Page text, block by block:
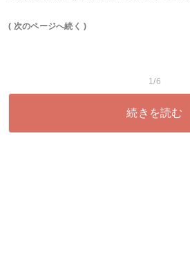
( 次のページへ続く )
1/6
続きを読む